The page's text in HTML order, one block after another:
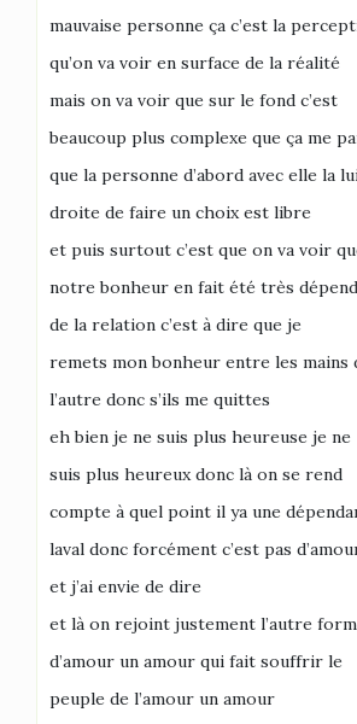
mauvaise personne ça c’est la
qu’on va voir en surface de la réalité
mais on va voir que sur le fond c’est
beaucoup plus complexe que ça me
que la personne d’abord avec elle la
droite de faire un choix est libre
et puis surtout c’est que on va voir
notre bonheur en fait été très
de la relation c’est à dire que je
remets mon bonheur entre les mains
l’autre donc s’ils me quittes
eh bien je ne suis plus heureuse je ne
suis plus heureux donc là on se rend
compte à quel point il ya une
laval donc forcément c’est pas
et j’ai envie de dire
et là on rejoint justement l’autre
d’amour un amour qui fait souffrir le
peuple de l’amour un amour